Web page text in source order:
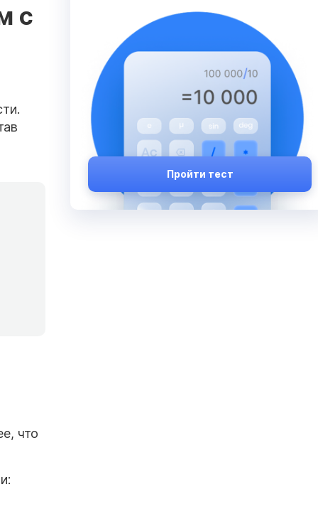
с
что
Пройти тест